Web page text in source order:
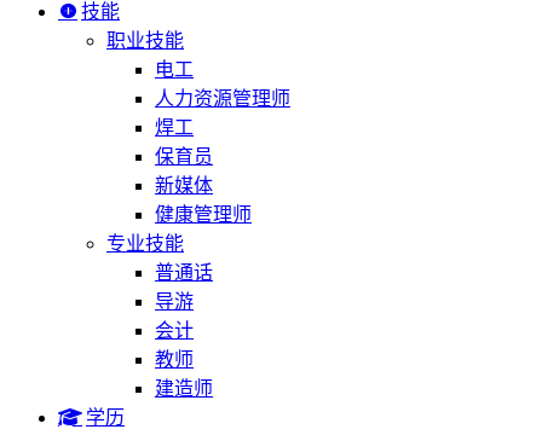
技能
职业技能
电工
人力资源管理师
焊工
保育员
新媒体
健康管理师
专业技能
普通话
导游
会计
教师
建造师
学历